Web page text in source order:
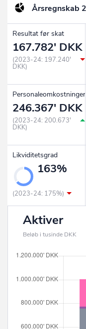
Årsregnskab
Resultat før skat
167.782' DKK
(2023-24: 197.240'
DKK)
Personaleomkostninger
246.367' DKK
(2023-24: 200.673'
DKK)
Likviditetsgrad
163%
(2023-24: 175%)
Aktiver
Beløb i tusinde DKK